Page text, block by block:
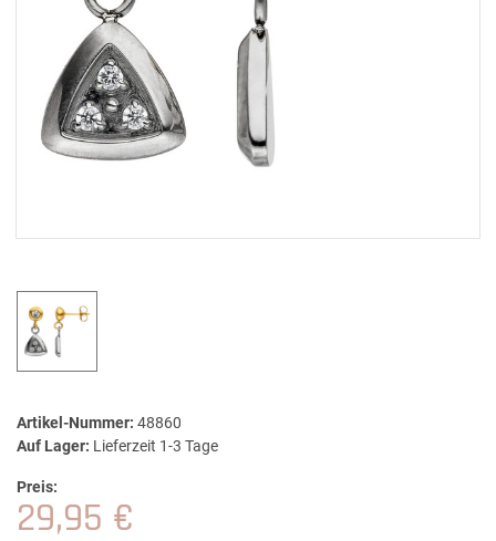
Artikel-Nummer: 48860
Auf Lager: Lieferzeit 1-3 Tage
Preis:
29,95 €